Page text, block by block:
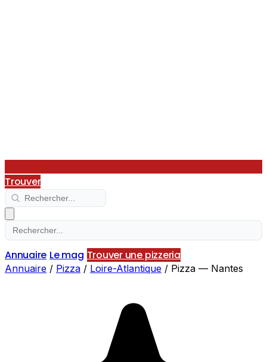
Trouver
Annuaire Le mag Trouver une pizzeria
Annuaire / Pizza / Loire-Atlantique / Pizza — Nantes